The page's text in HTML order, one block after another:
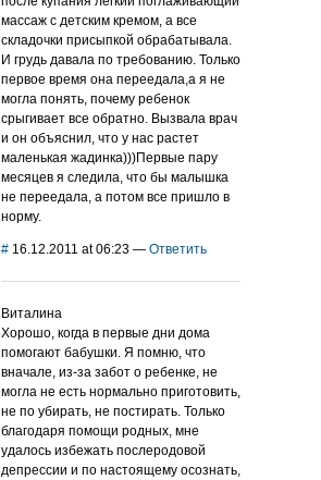
массаж с детским кремом, а все
складочки присыпкой обрабатывала.
И грудь давала по требованию. Только
первое время она переедала,а я не
могла понять, почему ребенок
срыгивает все обратно. Вызвала врач
и он объяснил, что у нас растет
маленькая жадинка)))Первые пару
месяцев я следила, что бы малышка
не переедала, а потом все пришло в
норму.
# 16.12.2011 at 06:23 — Ответить
Виталина
Хорошо, когда в первые дни дома
помогают бабушки. Я помню, что
вначале, из-за забот о ребенке, не
могла не есть нормально приготовить,
не по убирать, не постирать. Только
благодаря помощи родных, мне
удалось избежать послеродовой
депрессии и по настоящему осознать,